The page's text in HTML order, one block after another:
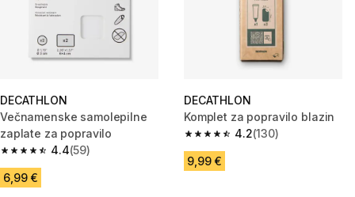
DECATHLON
Večnamenske samolepilne
zaplate za popravilo
4.4
4.4 od 5 zvezdic from 59 ocene
(59)
6,99 €
DECATHLON
Komplet za popravilo blazin
4.2
4.2 od 5 zvezdic from 130
(130)
9,99 €